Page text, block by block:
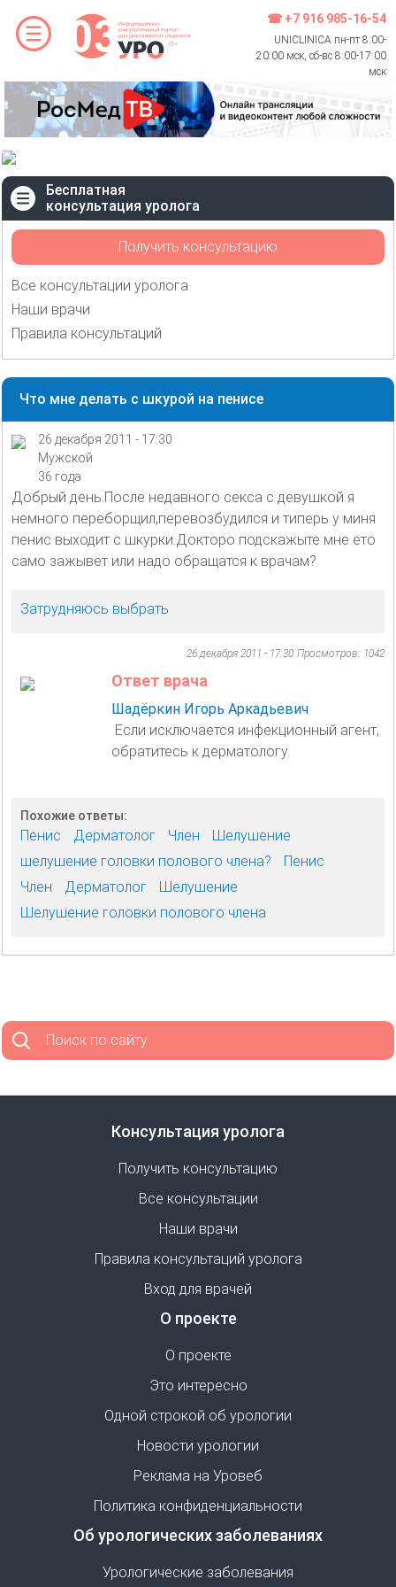
☎ +7 916 985-16-54
UNICLINICA пн-пт 8:00-
20:00 мск, сб-вс 8:00-17:00
мск
Бесплатная
консультация уролога
Получить консультацию
Все консультации уролога
Наши врачи
Правила консультаций
Что мне делать с шкурой на пенисе
26 декабря 2011 - 17:30
Мужской
36 года
Добрый день.После недавного секса с девушкой я
немного переборщил,перевозбудился и типерь у миня
пенис выходит с шкурки.Докторо подскажыте мне ето
само зажывет или надо обращатся к врачам?
Затрудняюсь выбрать
26 декабря 2011 - 17:30 Просмотров: 1042
Ответ врача
Шадёркин Игорь Аркадьевич
Если исключается инфекционный агент,
обратитесь к дерматологу.
Похожие ответы:
Пенис Дерматолог Член
Шелушение
шелушение головки полового члена?
Пенис
Член
Дерматолог
Шелушение
Шелушение головки полового члена
Поиск по сайту
Консультация уролога
Получить консультацию
Все консультации
Наши врачи
Правила консультаций уролога
Вход для врачей
О проекте
О проекте
Это интересно
Одной строкой об урологии
Новости урологии
Реклама на Уровеб
Политика конфиденциальности
Об урологических заболеваниях
Урологические заболевания